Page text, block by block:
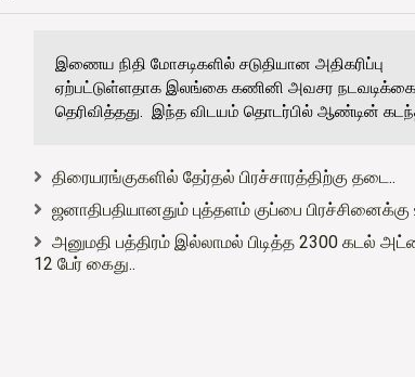
இணைய நிதி மோசடிகளில் சடுதியான அதிகரிப்பு
ஏற்பட்டுள்ளதாக இலங்கை கணினி அவசர நடவடிக்கை
தெரிவித்தது. இந்த விடயம் தொடர்பில் ஆண்டின்
திரையரங்குகளில் தேர்தல் பிரச்சாரத்திற்கு தடை..
ஜனாதிபதியானதும் புத்தளம் குப்பை பிரச்சினைக்கு
அனுமதி பத்திரம் இல்லாமல் பிடித்த 2300 கடல்
12 பேர் கைது..